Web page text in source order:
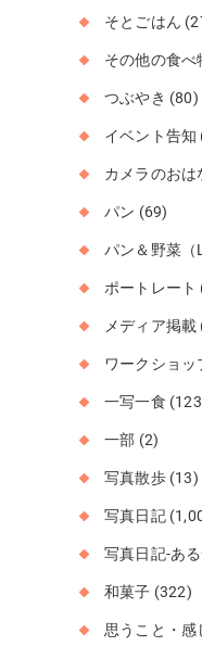
そとごはん
その他の食べ
つぶやき (80)
イベント告知
カメラのおは
パン (69)
パン＆野菜（
ポートレート
メディア掲載
ワークショッ
一写一食
一部 (2)
写真散歩(13)
写真日記
写真日記-あ
和菓子 (322)
思うこと・感